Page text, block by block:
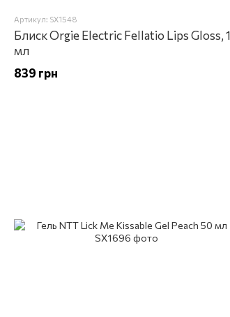
Артикул: SX1548
Блиск Orgie Electric Fellatio Lips Gloss,
мл
839 грн